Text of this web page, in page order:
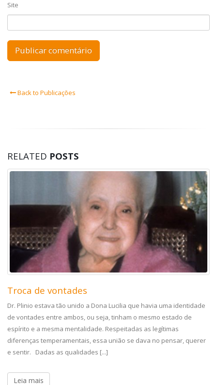
Site
Back to Publicações
RELATED POSTS
Troca de vontades
Dr. Plinio estava tão unido a Dona Lucilia que havia uma identidade
de vontades entre ambos, ou seja, tinham o mesmo estado de
espírito e a mesma mentalidade. Respeitadas as legítimas
diferenças temperamentais, essa união se dava no pensar, querer
e sentir. Dadas as qualidades [...]
Leia mais